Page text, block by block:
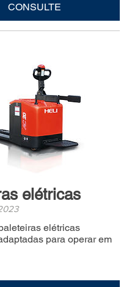
CONSULTE
elétricas
elétricas
para operar em